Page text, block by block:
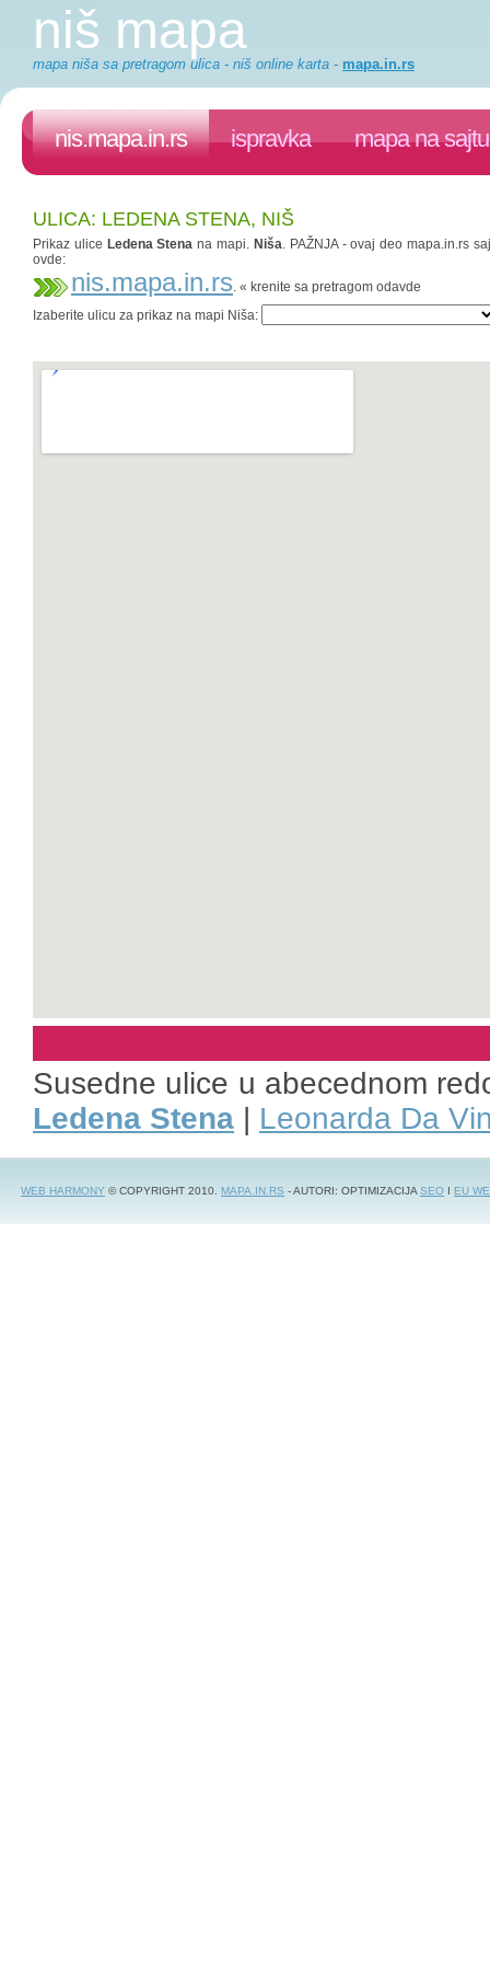
niš mapa
mapa niša sa pretragom ulica - niš online karta - mapa.in.rs
nis.mapa.in.rs ispravka mapa na sajtu
ULICA: LEDENA STENA, NIŠ
Prikaz ulice Ledena Stena na mapi. Niša. PAŽNJA - ovaj deo mapa.in.rs
ovde:
nis.mapa.in.rs. « krenite sa pretragom odavde
Izaberite ulicu za prikaz na mapi Niša:
Susedne ulice u abecednom
Ledena Stena | Leonarda Da
WEB HARMONY © COPYRIGHT 2010. MAPA.IN.RS - AUTORI: OPTIMIZACIJASEO I EU